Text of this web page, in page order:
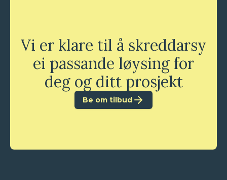
Vi er klare til å skreddarsy
ei passande løysing for
deg og ditt prosjekt
Be om tilbud